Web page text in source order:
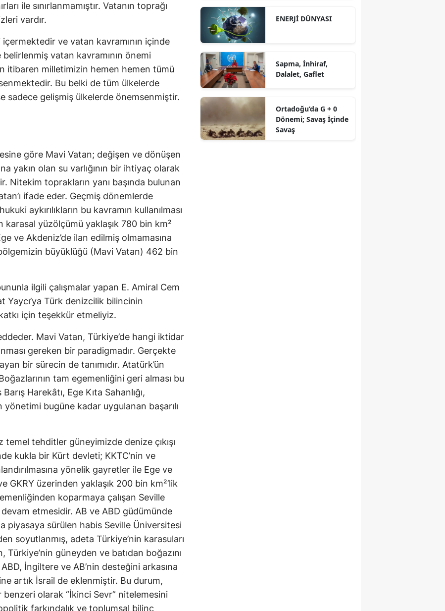
ile sınırlanmamıştır. Vatanın toprağı
vardır.
içermektedir ve vatan kavramının içinde
belirlenmiş vatan kavramının önemi
itibaren milletimizin hemen hemen tümü
Bu belki de tüm ülkelerde
sadece gelişmiş ülkelerde önemsenmiştir.
göre Mavi Vatan; değişen ve dönüşen
yakın olan su varlığının bir ihtiyaç olarak
Nitekim toprakların yanı başında bulunan
ifade eder. Geçmiş dönemlerde
aykırılıkların bu kavramın kullanılması
karasal yüzölçümü yaklaşık 780 bin km²
ve Akdeniz’de ilan edilmiş olmamasına
büyüklüğü (Mavi Vatan) 462 bin
ilgili çalışmalar yapan E. Amiral Cem
Yaycı’ya Türk denizcilik bilincinin
için teşekkür etmeliyiz.
Mavi Vatan, Türkiye’de hangi iktidar
gereken bir paradigmadır. Gerçekte
bir sürecin de tanımıdır. Atatürk’ün
tam egemenliğini geri alması bu
Harekâtı, Ege Kıta Sahanlığı,
bugüne kadar uygulanan başarılı
temel tehditler güneyimizde denize çıkışı
kukla bir Kürt devleti; KKTC’nin ve
yönelik gayretler ile Ege ve
GKRY üzerinden yaklaşık 200 bin km²’lik
koparmaya çalışan Seville
etmesidir. AB ve ABD güdümünde
piyasaya sürülen habis Seville Üniversitesi
soyutlanmış, adeta Türkiye’nin karasuları
Türkiye’nin güneyden ve batıdan boğazını
İngiltere ve AB’nin desteğini arkasına
artık İsrail de eklenmiştir. Bu durum,
olarak “İkinci Sevr” nitelemesini
farkındalık ve toplumsal bilinç
ENERJİ DÜNYASI
Sapma, İnhiraf,
Dalalet, Gaflet
Ortadoğu’da G + 0
Dönemi; Savaş İçinde
Savaş